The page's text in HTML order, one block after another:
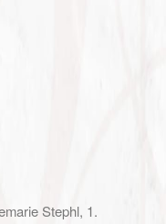
Stephl, 1.